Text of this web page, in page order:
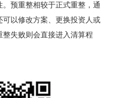
预重整相较于正式重整，通
以修改方案、更换投资人或
失败则会直接进入清算程